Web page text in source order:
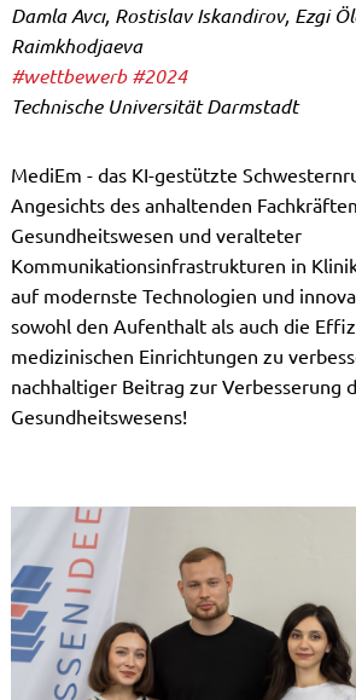
Damla Avcı, Rostislav Iskandirov, Ezgi
Raimkhodjaeva
#wettbewerb #2024
Technische Universität Darmstadt
MediEm - das KI-gestützte
Angesichts des anhaltenden
Gesundheitswesen und veralteter
Kommunikationsinfrastrukturen in
auf modernste Technologien und
sowohl den Aufenthalt als auch die
medizinischen Einrichtungen zu
nachhaltiger Beitrag zur Verbesserung
Gesundheitswesens!